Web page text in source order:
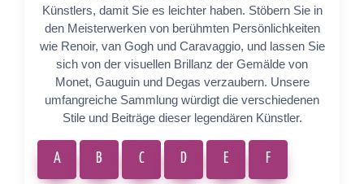
Künstlers, damit Sie es leichter haben. Stöbern Sie in
den Meisterwerken von berühmten Persönlichkeiten
wie Renoir, van Gogh und Caravaggio, und lassen Sie
sich von der visuellen Brillanz der Gemälde von
Monet, Gauguin und Degas verzaubern. Unsere
umfangreiche Sammlung würdigt die verschiedenen
Stile und Beiträge dieser legendären Künstler.
A B C D E F